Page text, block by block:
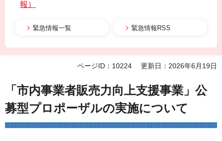
報）
緊急情報一覧 緊急情報RSS
ページID：10224 更新日：2026年6月19日
「市内事業者販売力向上支援事業」公
募型プロポーザルの実施について